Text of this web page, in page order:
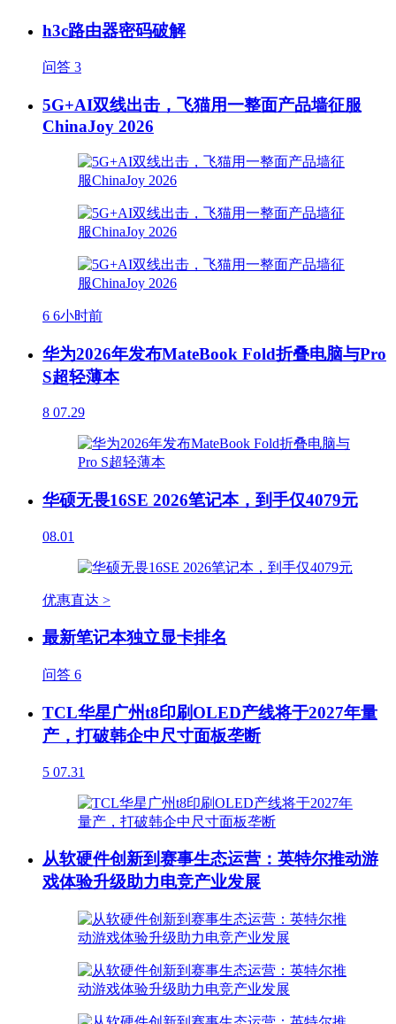
h3c路由器密码破解
问答 3
5G+AI双线出击，飞猫用一整面产品墙征服
ChinaJoy 2026
6 6小时前
华为2026年发布MateBook Fold折叠电脑与Pro
S超轻薄本
8 07.29
华硕无畏16SE 2026笔记本，到手仅4079元
08.01
优惠直达 >
最新笔记本独立显卡排名
问答 6
TCL华星广州t8印刷OLED产线将于2027年量
产，打破韩企中尺寸面板垄断
5 07.31
从软硬件创新到赛事生态运营：英特尔推动游
戏体验升级助力电竞产业发展